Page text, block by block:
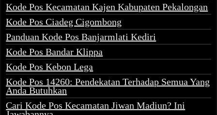
Kode Pos Kecamatan Kajen Kabupaten Pekalongan
Kode Pos Ciadeg Cigombong
Panduan Kode Pos Banjarmlati Kediri
Kode Pos Bandar Klippa
Kode Pos Kebon Lega
Kode Pos 14260: Pendekatan Terhadap Semua Yang
Anda Butuhkan
Cari Kode Pos Kecamatan Jiwan Madiun? Ini